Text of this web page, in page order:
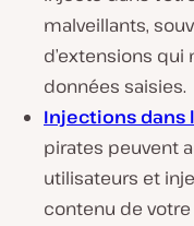
malveillants,
d’extensions qui
données saisies.
Injections dans
pirates peuvent
utilisateurs et
contenu de votre